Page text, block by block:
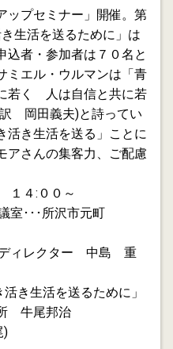
いただきました。
長年使っていた能率手帳
た。
延期の可能性も(あるよう
計画の策定が最優先で
を図るべきでは！
受注解消に貢献するか？
は可能か？
ップセミナー」開催。第
生活を送るために」は
者・参加者は７０名と
ミエル・ウルマンは「青
若く 人は自信と共に若
岡田義夫)と詩ってい
活き生活を送る」ことに
アさんの集客力、ご配慮
４:００～
･･･所沢市元町
ィレクター 中島 重
き生活を送るために」
牛尾邦治
)